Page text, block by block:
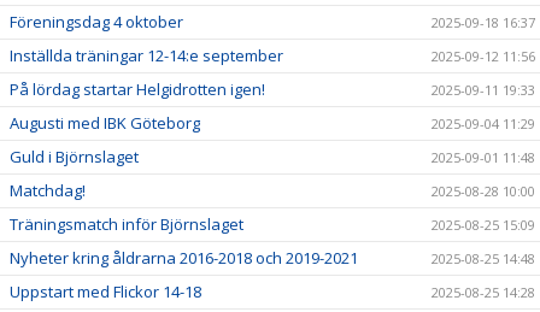
Föreningsdag 4 oktober 2025-09-18 16:37
Inställda träningar 12-14:e september 2025-09-12 11:56
På lördag startar Helgidrotten igen! 2025-09-11 19:33
Augusti med IBK Göteborg 2025-09-04 11:29
Guld i Björnslaget 2025-09-01 11:48
Matchdag! 2025-08-28 10:00
Träningsmatch inför Björnslaget 2025-08-25 15:09
Nyheter kring åldrarna 2016-2018 och 2019-2021 2025-08-25 14:48
Uppstart med Flickor 14-18 2025-08-25 14:28